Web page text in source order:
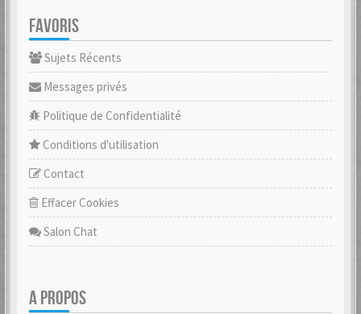
FAVORIS
Sujets Récents
Messages privés
Politique de Confidentialité
Conditions d'utilisation
Contact
Effacer Cookies
Salon Chat
A PROPOS